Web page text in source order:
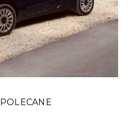
POLECANE